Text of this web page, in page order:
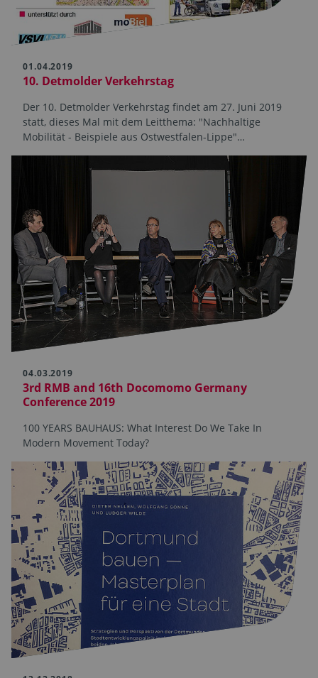
01.04.2019
10. Detmolder Verkehrstag
Der 10. Detmolder Verkehrstag findet am 27. Juni 2019
statt, dieses Mal mit dem Leitthema: "Nachhaltige
Mobilität - Beispiele aus Ostwestfalen-Lippe"…
04.03.2019
3rd RMB and 16th Docomomo Germany
Conference 2019
100 YEARS BAUHAUS: What Interest Do We Take In
Modern Movement Today?